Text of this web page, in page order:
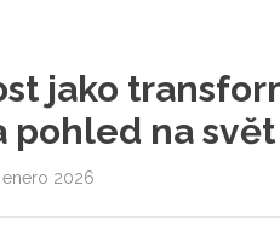
jako
pohled na svět
2026